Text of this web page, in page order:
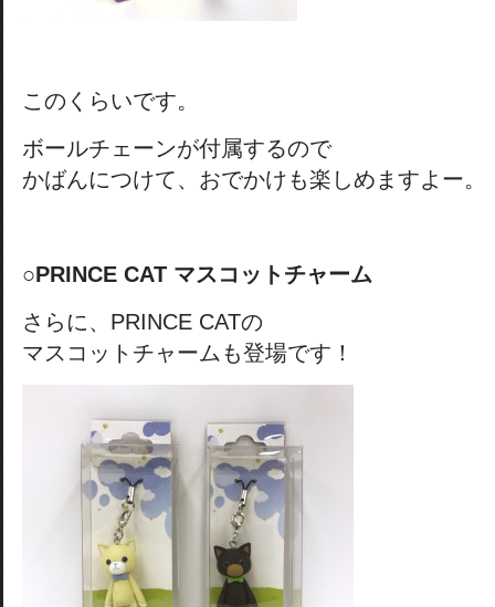
このくらいです。
ボールチェーンが付属するので
かばんにつけて、おでかけも楽しめますよー。
○PRINCE CAT マスコットチャーム
さらに、PRINCE CATの
マスコットチャームも登場です！